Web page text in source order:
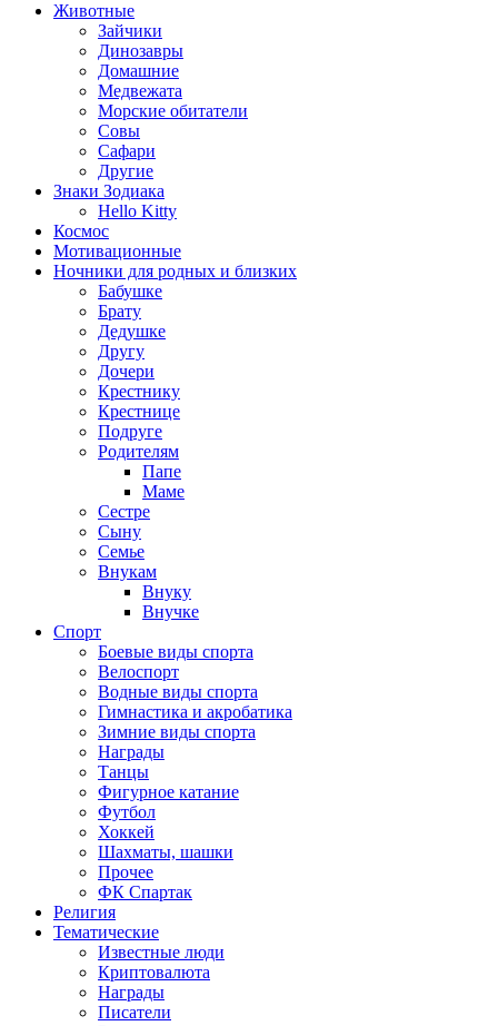
Животные
Зайчики
Динозавры
Домашние
Медвежата
Морские обитатели
Совы
Сафари
Другие
Знаки Зодиака
Hello Kitty
Космос
Мотивационные
Ночники для родных и близких
Бабушке
Брату
Дедушке
Другу
Дочери
Крестнику
Крестнице
Подруге
Родителям
Папе
Маме
Сестре
Сыну
Семье
Внукам
Внуку
Внучке
Спорт
Боевые виды спорта
Велоспорт
Водные виды спорта
Гимнастика и акробатика
Зимние виды спорта
Награды
Танцы
Фигурное катание
Футбол
Хоккей
Шахматы, шашки
Прочее
ФК Спартак
Религия
Тематические
Известные люди
Криптовалюта
Награды
Писатели